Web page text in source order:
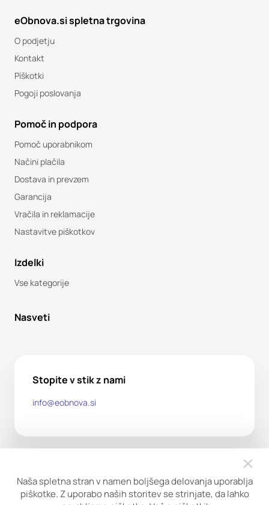
eObnova.si spletna trgovina
O podjetju
Kontakt
Piškotki
Pogoji poslovanja
Pomoč in podpora
Pomoč uporabnikom
Načini plačila
Dostava in prevzem
Garancija
Vračila in reklamacije
Nastavitve piškotkov
Izdelki
Vse kategorije
Nasveti
Stopite v stik z nami
info@eobnova.si
Naša spletna stran v namen boljšega delovanja uporablja
piškotke. Z uporabo naših storitev se strinjate, da lahko